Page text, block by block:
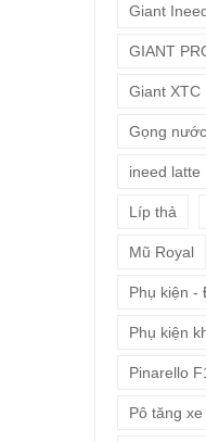
Giant
GIANT
Giant XTC
Gọng
ineed latte
Líp thả
Mũ Royal
Phụ kiện -
Phụ kiện
Pinarello
Pô tăng